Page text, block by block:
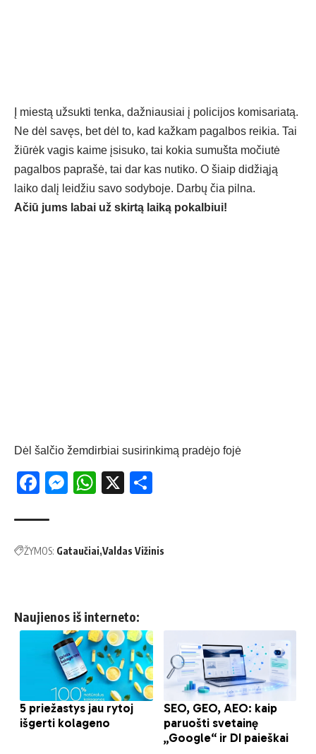
Į miestą užsukti tenka, dažniausiai į policijos komisariatą.
Ne dėl savęs, bet dėl to, kad kažkam pagalbos reikia. Tai
žiūrėk vagis kaime įsisuko, tai kokia sumušta močiutė
pagalbos paprašė, tai dar kas nutiko. O šiaip didžiąją
laiko dalį leidžiu savo sodyboje. Darbų čia pilna.
Ačiū jums labai už skirtą laiką pokalbiui!
Dėl šalčio žemdirbiai susirinkimą pradėjo fojė
Facebook
Messenger
WhatsApp
X
ŽYMOS: Gataučiai Valdas Vižinis
Naujienos iš interneto: